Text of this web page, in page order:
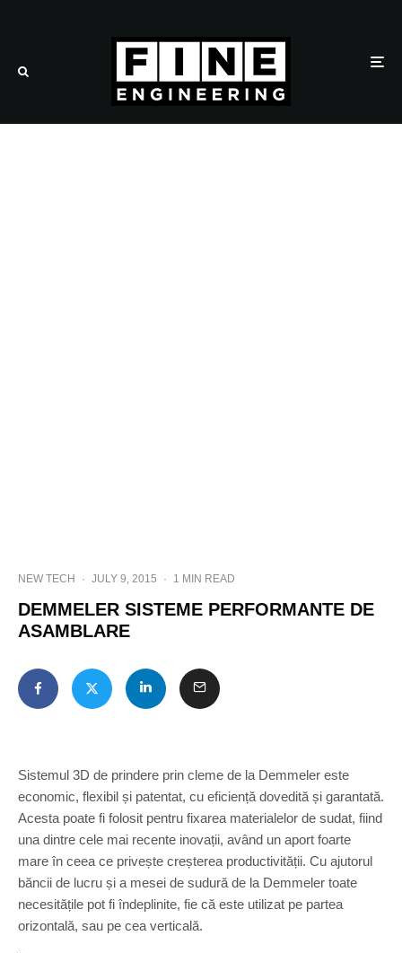
NEW TECH · JULY 9, 2015 · 1 MIN READ
DEMMELER SISTEME PERFORMANTE DE
ASAMBLARE
Sistemul 3D de prindere prin cleme de la Demmeler este
economic, flexibil și patentat, cu eficiență dovedită și garantată.
Acesta poate fi folosit pentru fixarea materialelor de sudat, fiind
una dintre cele mai recente inovații, având un aport foarte
mare în ceea ce privește creșterea productivității. Cu ajutorul
băncii de lucru și a mesei de sudură de la Demmeler toate
necesitățile pot fi îndeplinite, fie că este utilizat pe partea
orizontală, sau pe cea verticală.